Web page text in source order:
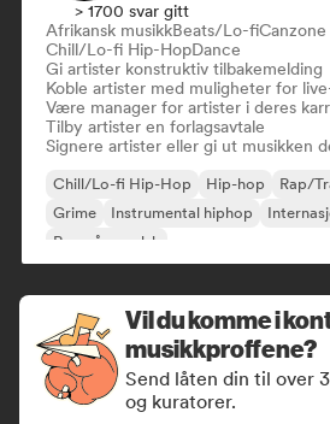
> 1700 svar gitt
Afrikansk musikkBeats/Lo-fiCanzone
Chill/Lo-fi Hip-HopDance
Gi artister konstruktiv tilbakemelding
Koble artister med muligheter for
Være manager for artister i deres
Tilby artister en forlagsavtale
Signere artister eller gi ut musikken
Chill/Lo-fi Hip-Hop Hip-hop Rap/
Grime
Instrumental hiphop
Rap på engelsk
Vil du komme i
musikkproffene?
Send låten din til over
og kuratorer.